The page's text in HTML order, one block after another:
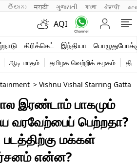
తెలుగు मराठी ગુજરાતી বাংলা ਪੰਜਾਬੀ
AQI
கிரிக்கெட் இந்தியா
ஆடி மாதம் தமிழக வெற்றிக் கழகம்
> Vishnu Vishal Starring Gatta
இரண்டாம் பாகமும்
வரவேற்பைப் பெற்றதா?
படத்திற்கு மக்கள்
என்ன?